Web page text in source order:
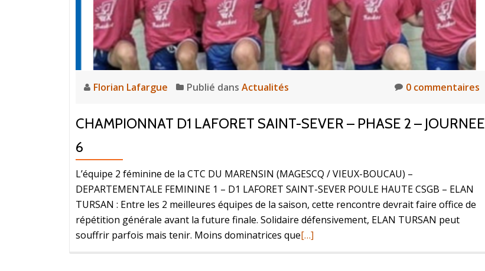
Florian Lafargue Publié dans Actualités 0 commentaires
CHAMPIONNAT D1 LAFORET SAINT-SEVER – PHASE 2 – JOURNEE
6
L’équipe 2 féminine de la CTC DU MARENSIN (MAGESCQ / VIEUX-BOUCAU) –
DEPARTEMENTALE FEMININE 1 – D1 LAFORET SAINT-SEVER POULE HAUTE CSGB – ELAN
TURSAN : Entre les 2 meilleures équipes de la saison, cette rencontre devrait faire office de
répétition générale avant la future finale. Solidaire défensivement, ELAN TURSAN peut
souffrir parfois mais tenir. Moins dominatrices que[…]